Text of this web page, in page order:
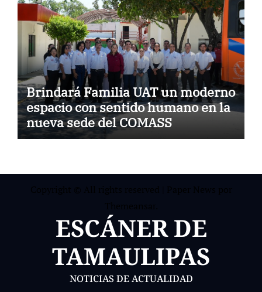
Brindará Familia UAT un moderno
espacio con sentido humano en la
nueva sede del COMASS
ESCÁNER DE
TAMAULIPAS
NOTICIAS DE ACTUALIDAD